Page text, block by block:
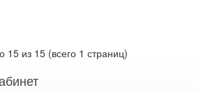
15 из 15 (всего 1 страниц)